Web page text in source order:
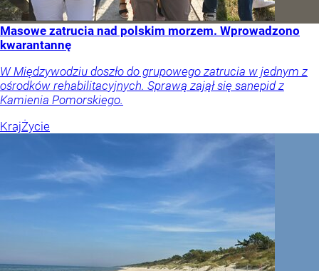
Masowe zatrucia nad polskim morzem. Wprowadzono
kwarantannę
W Międzywodziu doszło do grupowego zatrucia w jednym z
ośrodków rehabilitacyjnych. Sprawą zajął się sanepid z
Kamienia Pomorskiego.
KrajŻycie